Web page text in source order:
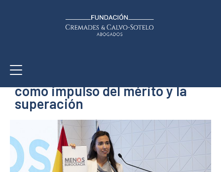
Premios Lideremos: el Derecho
como impulso del mérito y la
superación